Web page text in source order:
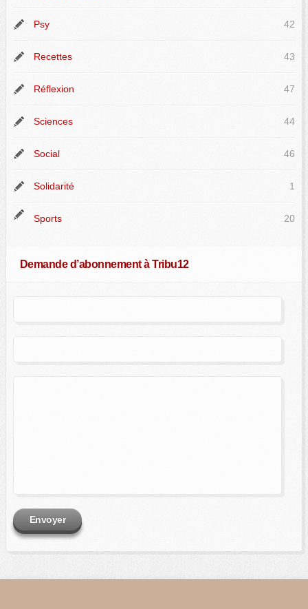
Psy 42
Recettes 43
Réflexion 47
Sciences 44
Social 46
Solidarité 1
Sports 20
Demande d’abonnement à Tribu12
Envoyer